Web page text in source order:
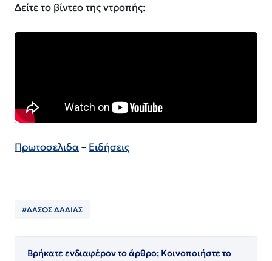
Δείτε το βίντεο της ντροπής:
Πρωτοσελιδα– Ειδήσεις
#ΔΑΣΟΣ ΔΑΔΙΑΣ
Βρήκατε ενδιαφέρον το άρθρο; Κοινοποιήστε το